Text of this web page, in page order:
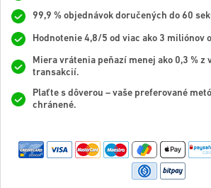
99,9 % objednávok doručených do 60
Hodnotenie 4,8/5 od viac ako 3 miliónov
Miera vrátenia peňazí menej ako 0,3 % z
transakcií.
Plaťte s dôverou – vaše preferované
chránené.